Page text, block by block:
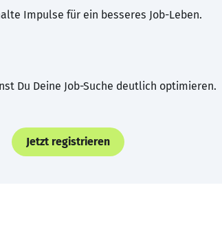
Impulse für ein besseres Job-Leben.
Du Deine Job-Suche deutlich optimieren.
Jetzt registrieren